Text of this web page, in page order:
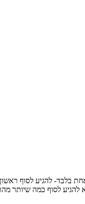
בלבד- להגיע לסוף
לסוף כמה שיותר